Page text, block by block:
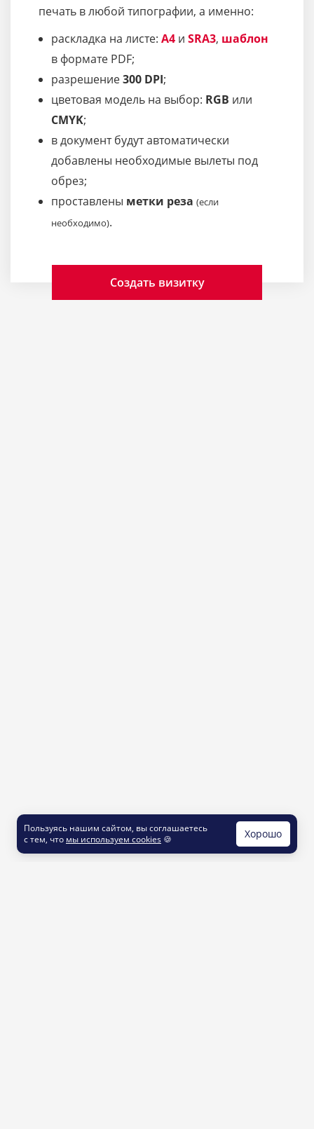
печать в любой типографии, а именно:
раскладка на листе: A4 и SRA3, шаблон
в формате PDF;
разрешение300 DPI;
цветовая модель на выбор: RGB или
CMYK;
в документ будут автоматически
добавлены необходимые вылеты под
обрез;
проставлены метки реза (если
необходимо).
Создать визитку
Пользуясь нашим сайтом, вы соглашаетесь
с тем, что мы используем cookies 🍪 Хорошо